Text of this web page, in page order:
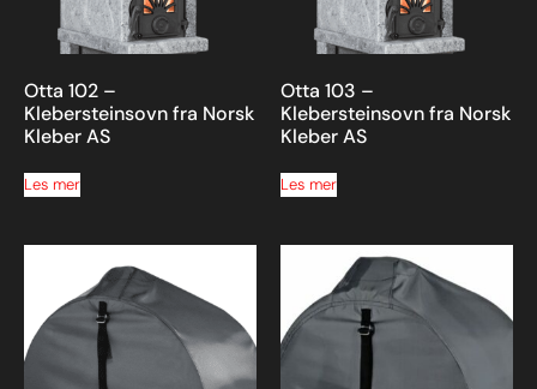
Otta 102 –
Klebersteinsovn fra Norsk
Kleber AS
Les mer
Otta 103 –
Klebersteinsovn fra Norsk
Kleber AS
Les mer